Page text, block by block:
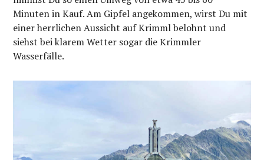
Minuten in Kauf. Am Gipfel angekommen, wirst Du mit
einer herrlichen Aussicht auf Krimml belohnt und
siehst bei klarem Wetter sogar die Krimmler
Wasserfälle.